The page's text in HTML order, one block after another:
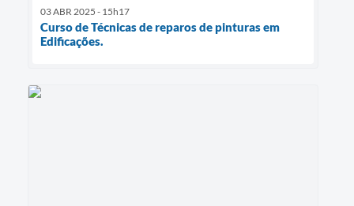
03 ABR 2025 - 15h17
Curso de Técnicas de reparos de pinturas em
Edificações.